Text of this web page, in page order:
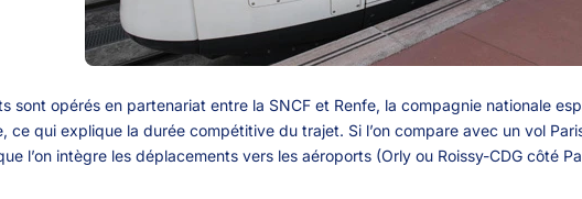
sont opérés en partenariat entre la SNCF et Renfe, la compagnie nationale
ce qui explique la durée compétitive du trajet. Si l’on compare avec un vol
l’on intègre les déplacements vers les aéroports (Orly ou Roissy-CDG côté